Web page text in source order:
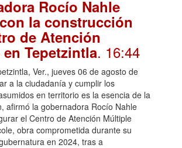
Rocío Nahle
la construcción
de Atención
Tepetzintla. 16:44
Ver., jueves 06 de agosto de
a la ciudadanía y cumplir los
en territorio es la esencia de la
afirmó la gobernadora Rocío Nahle
el Centro de Atención Múltiple
obra comprometida durante su
en 2024, tras a